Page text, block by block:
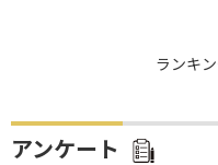
ランキ
アンケート